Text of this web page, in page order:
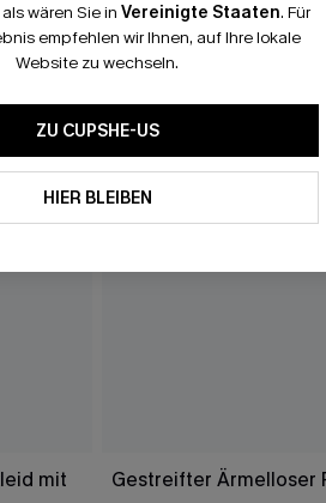
mit
Gestreifter Ärmelloser
wären Sie in Vereinigte Staaten. Für
empfehlen wir Ihnen, auf Ihre lokale
Website zu wechseln.
ZU CUPSHE-US
HIER BLEIBEN
*Ein Code pro
einverstanden,
sich jederzeit abmelden.